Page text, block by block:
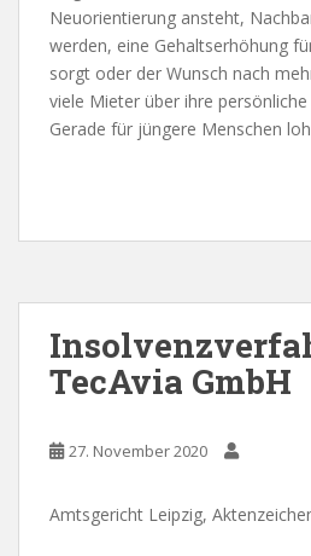
Neuorientierung ansteht,
werden, eine Gehaltserhöhung
sorgt oder der Wunsch nach
viele Mieter über ihre
Gerade für jüngere Menschen
TecAvia GmbH
27. November 2020
Amtsgericht Leipzig,